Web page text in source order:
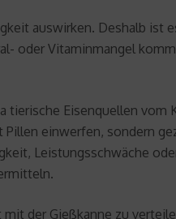
auswirken. Deshalb
oder Vitaminmangel
Eisenquellen
einwerfen, sondern
Leistungsschwäche
der Gießkanne zu